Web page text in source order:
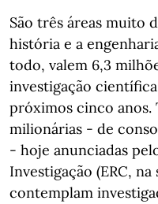
São três áreas muito
história e a
todo, valem 6,3
investigação
próximos cinco anos.
milionárias - de
- hoje anunciadas
Investigação (ERC,
contemplam